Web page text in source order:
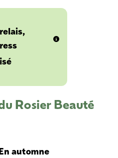
Rosier Beauté
automne